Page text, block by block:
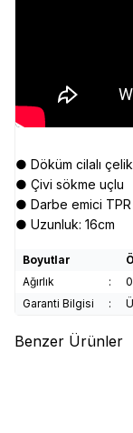
● Döküm cilalı çelik
● Çivi sökme uçlu
● Darbe emici TPR
● Uzunluk: 16cm
Boyutlar
Ağırlık
:
Garanti Bilgisi
:
Benzer Ürünler